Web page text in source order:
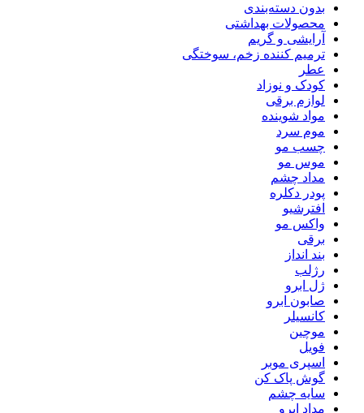
بدون دسته‌بندی
محصولات بهداشتی
آرایشی و گریم
ترمیم کننده زخم، سوختگی
عطر
کودک و نوزاد
لوازم برقی
مواد شوینده
موم سرد
چسب مو
موس مو
مداد چشم
پودر دکلره
افترشیو
واکس مو
برقی
بند انداز
رژلب
ژل ابرو
صابون ابرو
کانسیلر
موچین
فویل
اسپری موبر
گوش پاک کن
سایه چشم
مداد ابرو